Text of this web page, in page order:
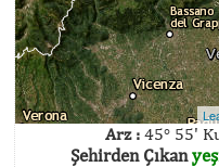
Arz : 45° 55'
Şehirden Çıkan